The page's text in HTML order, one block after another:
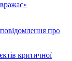
про
критичної